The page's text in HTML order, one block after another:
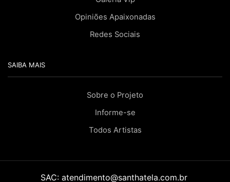
Opiniões Apaixonadas
Redes Sociais
SAIBA MAIS
Sobre o Projeto
Informe-se
Todos Artistas
SAC: atendimento@santhatela.com.br